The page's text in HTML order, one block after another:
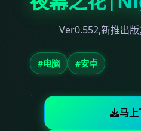
Ver0.552,新推出
#电脑 #安卓
马